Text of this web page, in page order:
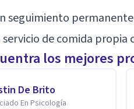
seguimiento
de comida propia
los mejores
De Brito
En Psicología